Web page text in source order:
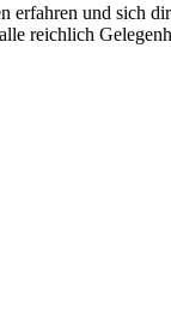
und sich
reichlich